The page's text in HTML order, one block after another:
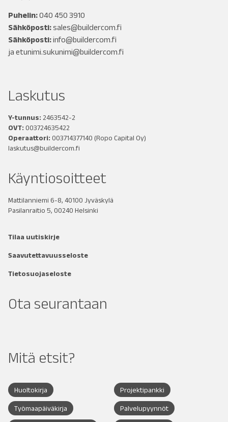
Puhelin:040 450 3910
Sähköposti:sales@buildercom.fi
Sähköposti:info@buildercom.fi
ja etunimi.sukunimi@buildercom.fi
Laskutus
Y-tunnus: 2463542-2
OVT: 003724635422
Operaattori: 003714377140 (Ropo Capital Oy)
laskutus@buildercom.fi
Käyntiosoitteet
Mattilanniemi 6-8, 40100 Jyväskylä
Pasilanraitio 5, 00240 Helsinki
Tilaa uutiskirje
Saavutettavuusseloste
Tietosuojaseloste
Ota seurantaan
Mitä etsit?
Huoltokirja Projektipankki
Työmaapäiväkirja Palvelupyynnöt